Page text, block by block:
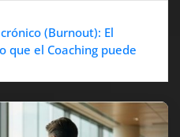
(Burnout): El
que el Coaching puede